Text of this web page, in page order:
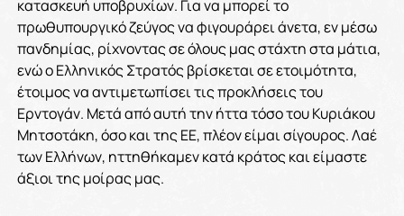
κατασκευή υποβρυχίων. Για να μπορεί το
πρωθυπουργικό ζεύγος να φιγουράρει άνετα, εν μέσω
πανδημίας, ρίχνοντας σε όλους μας στάχτη στα μάτια,
ενώ ο Ελληνικός Στρατός βρίσκεται σε ετοιμότητα,
έτοιμος να αντιμετωπίσει τις προκλήσεις του
Ερντογάν. Μετά από αυτή την ήττα τόσο του Κυριάκου
Μητσοτάκη, όσο και της ΕΕ, πλέον είμαι σίγουρος. Λαέ
των Ελλήνων, ηττηθήκαμεν κατά κράτος και είμαστε
άξιοι της μοίρας μας.